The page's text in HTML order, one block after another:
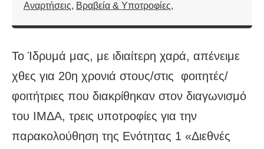
Αναρτήσεις, Βραβεία & Υποτροφίες,
Το Ίδρυμά μας, με ιδιαίτερη χαρά, απένειμε
χθες για 20η χρονιά στους/στις φοιτητές/
φοιτήτριες που διακρίθηκαν στον διαγωνισμό
του ΙΜΔΑ, τρεις υποτροφίες για την
παρακολούθηση της Ενότητας 1 «Διεθνές